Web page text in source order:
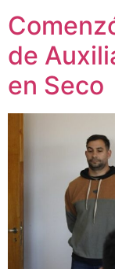
de
en Seco